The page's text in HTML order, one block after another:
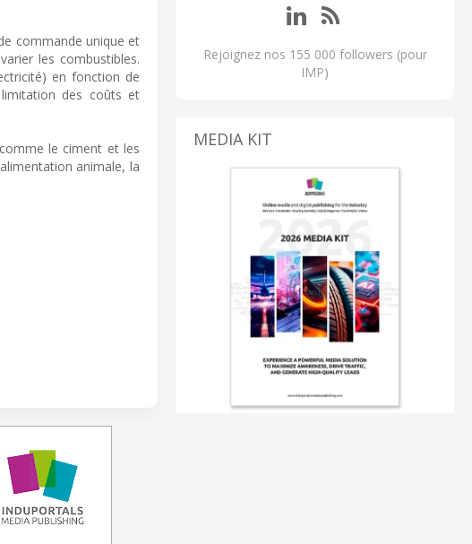
commande unique et
les combustibles.
en fonction de
limitation des coûts et
le ciment et les
animale, la
Rejoignez nos 155 000 followers (pour
IMP)
MEDIA KIT